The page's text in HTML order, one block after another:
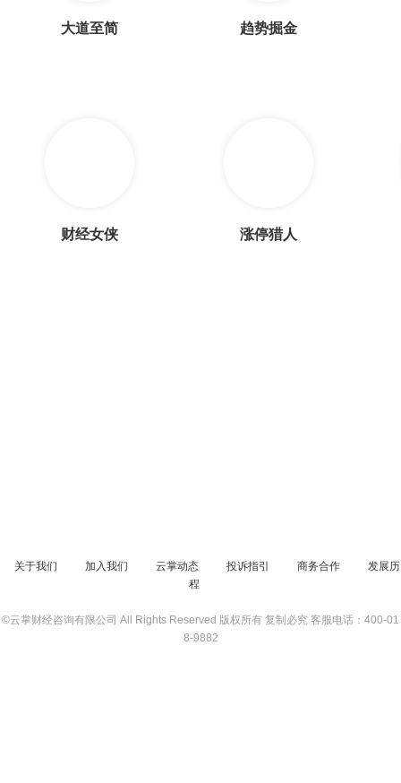
大道至简 趋势掘金
财经女侠 涨停猎人
关于我们 加入我们 云掌动态 投诉指引 商务合作
发展历
程
©云掌财经咨询有限公司 All Rights Reserved 版权所有 复制必究 客服电话：400-01
8-9882